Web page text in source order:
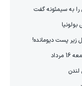
به سیمئونه گفت
زیر پست دیومانده!